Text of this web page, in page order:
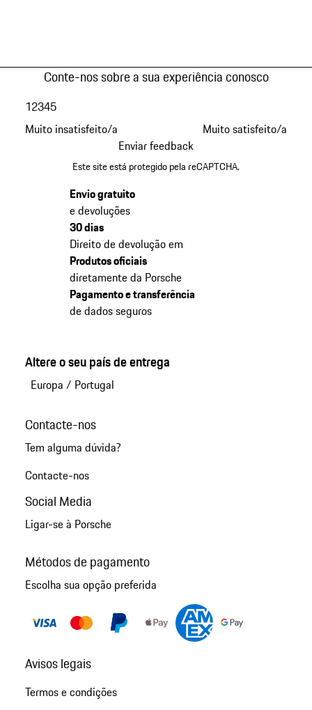
Conte-nos sobre a sua experiência conosco
Muito insatisfeito/a
12345
Muito satisfeito/a
Enviar feedback
Este site está protegido pela reCAPTCHA.
Envio gratuito
e devoluções
30 dias
Direito de devolução em
Produtos oficiais
diretamente da Porsche
Pagamento e transferência
de dados seguros
Altere o seu país de entrega
Europa / Portugal
Contacte-nos
Tem alguma dúvida?
Contacte-nos
Social Media
Ligar-se à Porsche
Métodos de pagamento
Escolha sua opção preferida
Avisos legais
Termos e condições